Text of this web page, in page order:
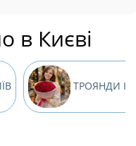
в Києві
ТРОЯНДИ